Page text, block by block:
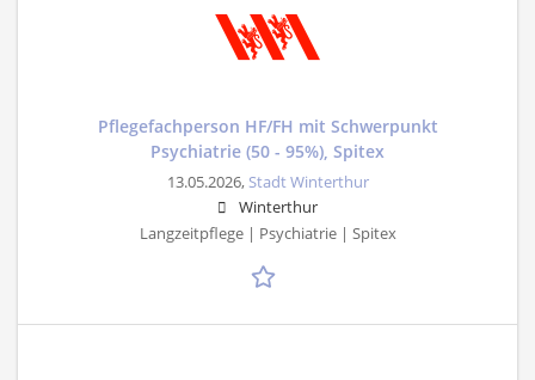
Pflegefachperson HF/FH mit Schwerpunkt
Psychiatrie (50 - 95%), Spitex
13.05.2026, Stadt Winterthur
Winterthur
Langzeitpflege | Psychiatrie | Spitex